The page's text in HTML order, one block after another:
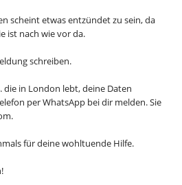
scheint etwas entzündet zu sein, da
ist nach wie vor da.
schreiben.
die in London lebt, deine Daten
per WhatsApp bei dir melden. Sie
für deine wohltuende Hilfe.